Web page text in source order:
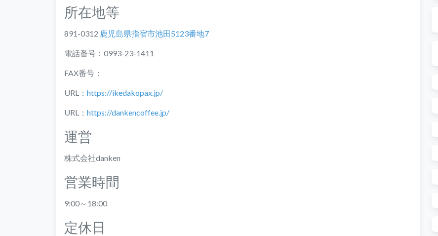
所在地等
891-0312 鹿児島県指宿市池田5123番地7
電話番号：0993-23-1411
FAX番号：
URL： https://ikedakopax.jp/
URL： https://dankencoffee.jp/
運営
株式会社danken
営業時間
9:00～18:00
定休日